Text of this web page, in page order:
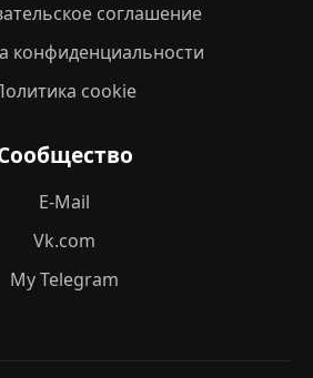
соглашение
конфиденциальности
cookie
E-Mail
Vk.com
My Telegram